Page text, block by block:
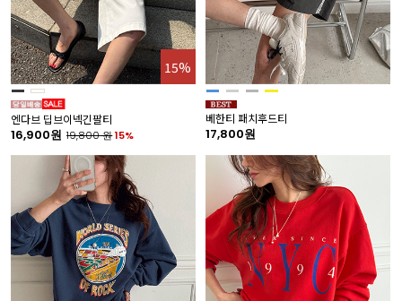
15%
엔다브 딥브이넥긴팔티
16,900원 19,800원15%
베한티 패치후드티
17,800원